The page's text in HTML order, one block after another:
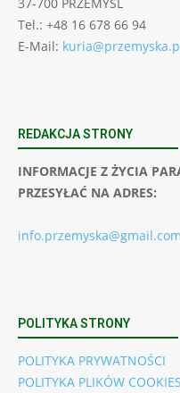
Tel.: +48 16 678 66 94
E-Mail:
REDAKCJA STRONY
INFORMACJE Z ŻYCIA
PRZESYŁAĆ NA ADRES:
info.przemyska@gmail.com
POLITYKA STRONY
POLITYKA PRYWATNOŚCI
POLITYKA PLIKÓW COOKIES